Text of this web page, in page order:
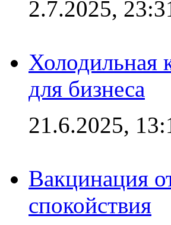
2.7.2025,
Холодильная
для бизнеса
21.6.2025,
Вакцинация
спокойствия